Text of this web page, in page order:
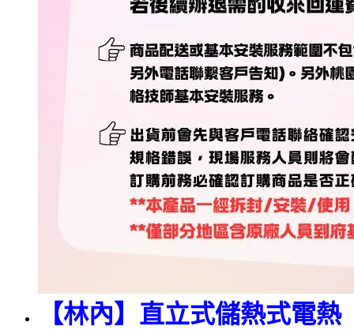
【林內】直立式儲熱式電熱